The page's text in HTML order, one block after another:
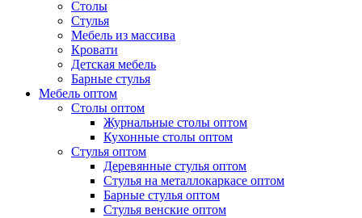
Столы
Стулья
Мебель из массива
Кровати
Детская мебель
Барные стулья
Мебель оптом
Столы оптом
Журнальные столы оптом
Кухонные столы оптом
Стулья оптом
Деревянные стулья оптом
Стулья на металлокаркасе оптом
Барные стулья оптом
Стулья венские оптом